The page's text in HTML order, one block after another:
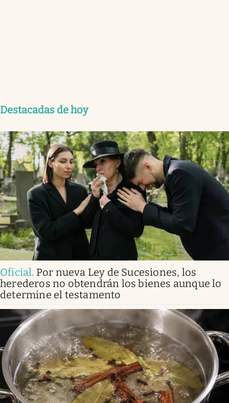
Destacadas de hoy
Oficial. Por nueva Ley de Sucesiones, los
herederos no obtendrán los bienes aunque lo
determine el testamento